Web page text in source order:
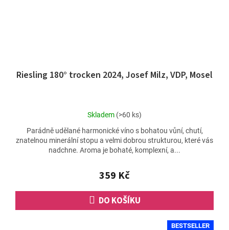
Riesling 180° trocken 2024, Josef Milz, VDP, Mosel
Průměrné
produktu
je
5,0
5
hvězdiček.
Skladem (>60 ks)
359 Kč
DO KOŠÍKU
Parádně udělané harmonické víno s bohatou vůní, chutí,
znatelnou minerální stopu a velmi dobrou strukturou, které vás
nadchne. Aroma je bohaté, komplexní, a...
BESTSELLER